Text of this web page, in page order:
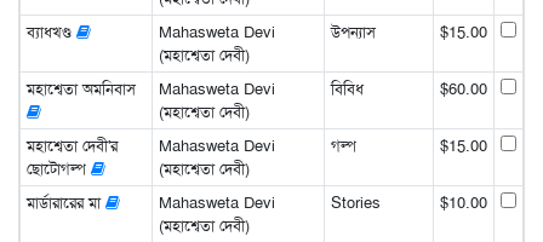
ব্যাধখণ্ড
Mahasweta Devi
(মহাশ্বেতা দেবী)
উপন্যাস $15.00
মহাশ্বেতা অমনিবাস
Mahasweta Devi
(মহাশ্বেতা দেবী)
বিবিধ $60.00
মহাশ্বেতা দেবী'র
ছোটোগল্প
Mahasweta Devi
(মহাশ্বেতা দেবী)
গল্প $15.00
মার্ডারারের মা
Mahasweta Devi
(মহাশ্বেতা দেবী)
Stories $10.00